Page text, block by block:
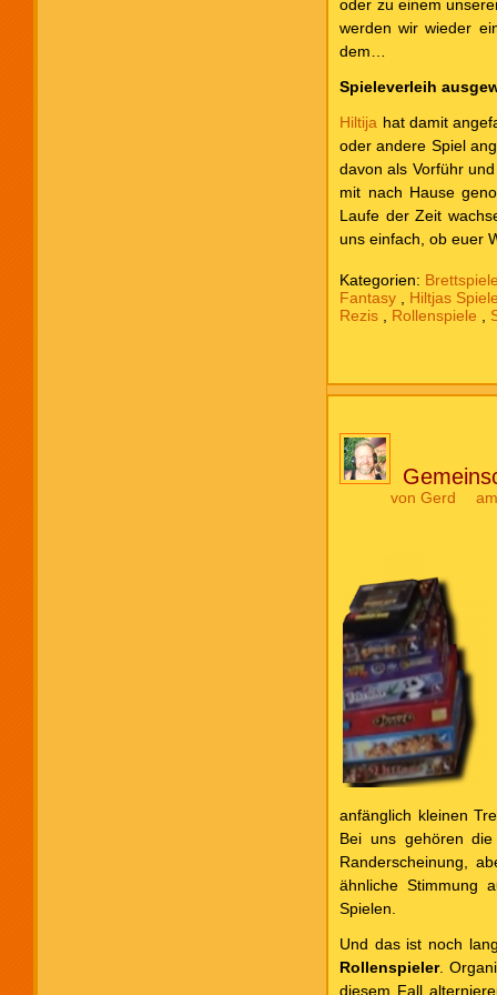
oder zu einem
werden wir wieder
dem…
Spieleverleih
Hiltija hat damit
oder andere Spiel
davon als Vorführ
mit nach Hause
Laufe der Zeit
uns einfach, ob euer
Kategorien: Brettspiele
Fantasy
Hiltjas
Rezis
Rollenspiele
vonGerd
anfänglich kleinen
Bei uns gehören
Randerscheinung,
ähnliche Stimmung
Spielen.
Und das ist noch
Rollenspieler.
diesem Fall